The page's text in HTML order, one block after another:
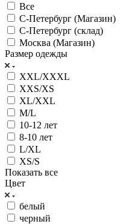
Все
С-Петербург (Магазин)
С-Петербург (склад)
Москва (Магазин)
Размер одежды
XXL/XXXL
XXS/XS
XL/XXL
M/L
10-12 лет
8-10 лет
L/XL
XS/S
Показать все
Цвет
белый
черный